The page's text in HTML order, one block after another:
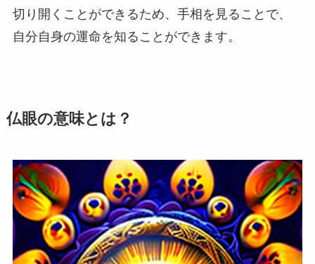
切り開くことができるため、手相を見ることで、
自分自身の運命を知ることができます。
仏眼の意味とは？